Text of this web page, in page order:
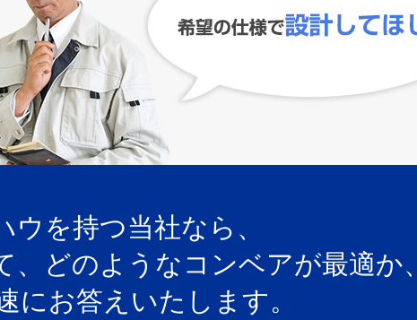
を持つ当社なら、
どのようなコンベアが最適か、
にお答えいたします。